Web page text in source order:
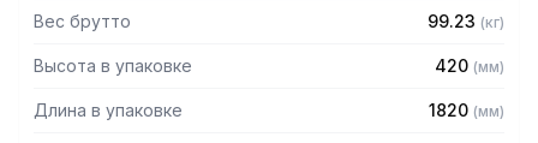
— Бескаркасный
0,8мм
— Поставляется в собранном виде
Вес брутто 99.23 (кг)
Высота в упаковке 420 (мм)
Длина в упаковке 1820 (мм)